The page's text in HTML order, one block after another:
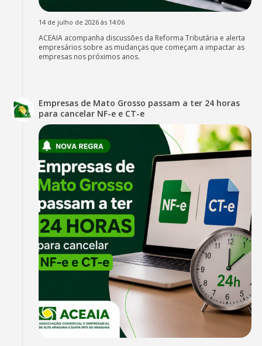
14 de julho de 2026 às 14:06
ACEAIA acompanha discussões da Reforma Tributária e alerta
empresários sobre as mudanças que começam a impactar as
empresas nos próximos anos.
Empresas de Mato Grosso passam a ter 24 horas
para cancelar NF-e e CT-e